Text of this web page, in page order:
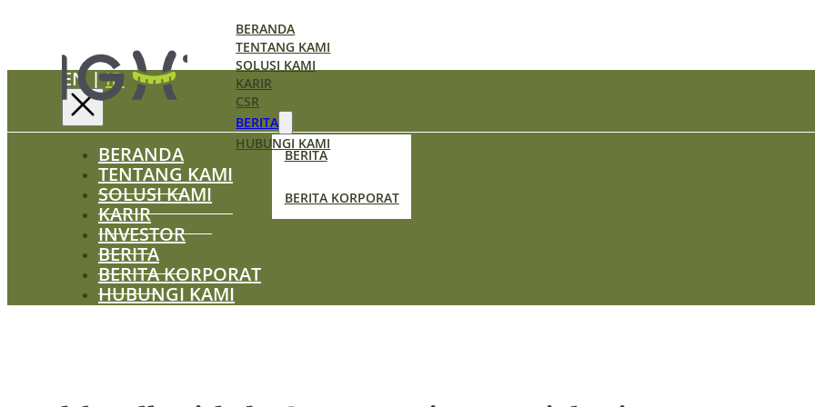
BERANDA
TENTANG KAMI
SOLUSI KAMI
KARIR
CSR
BERITA
BERITA
BERITA KORPORAT
HUBUNGI KAMI
EN|ID
BERANDA
TENTANG KAMI
SOLUSI KAMI
KARIR
INVESTOR
BERITA
BERITA KORPORAT
HUBUNGI KAMI